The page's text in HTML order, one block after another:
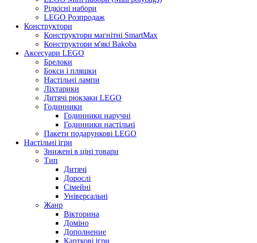
Рідкісні набори
LEGO Розпродаж
Конструктори
Конструктори магнітні SmartMax
Конструктори м'які Bakoba
Аксесуари LEGO
Брелоки
Бокси і пляшки
Настільні лампи
Ліхтарики
Дитячі рюкзаки LEGO
Годинники
Годинники наручні
Годинники настільні
Пакети подарункові LEGO
Настільні ігри
Знижені в ціні товари
Тип
Дитячі
Дорослі
Сімейні
Універсальні
Жанр
Вікторина
Доміно
Дополнение
Карткові ігри